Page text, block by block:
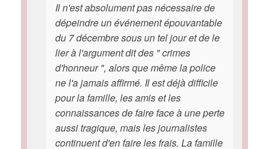
Il n'est absolument pas nécessaire de
dépeindre un événement épouvantable
du 7 décembre sous un tel jour et de le
lier à l'argument dit des " crimes
d'honneur ", alors que même la police
ne l'a jamais affirmé. Il est déjà difficile
pour la famille, les amis et les
connaissances de faire face à une perte
aussi tragique, mais les journalistes
continuent d'en faire les frais. La famille